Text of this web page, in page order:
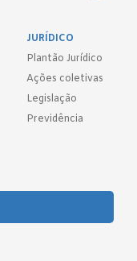
JURÍDICO
Plantão Jurídico
Ações coletivas
Legislação
Previdência